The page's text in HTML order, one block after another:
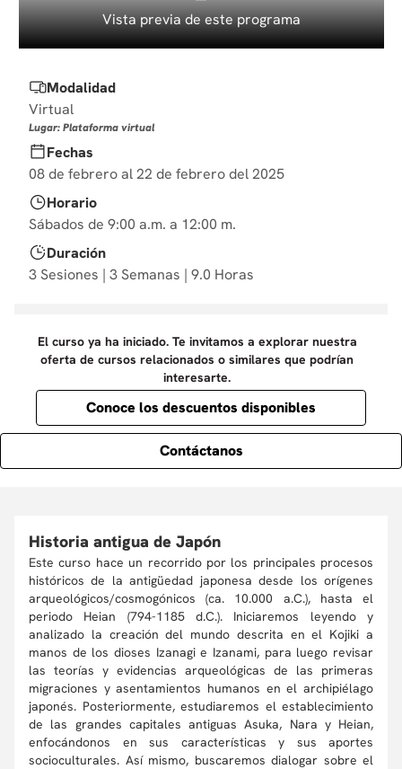
10. diseño Vista previa de este programa
Modalidad
Virtual
Lugar: Plataforma virtual
Fechas
08 de febrero al 22 de febrero del 2025
Horario
Sábados de 9:00 a.m. a 12:00 m.
Duración
3 Sesiones | 3 Semanas | 9.0 Horas
El curso ya ha iniciado. Te invitamos a explorar nuestra
oferta de cursos relacionados o similares que podrían
interesarte.
Conoce los descuentos disponibles
Contáctanos
Historia antigua de Japón
Este curso hace un recorrido por los principales procesos
históricos de la antigüedad japonesa desde los orígenes
arqueológicos/cosmogónicos (ca. 10.000 a.C.), hasta el
periodo Heian (794-1185 d.C.). Iniciaremos leyendo y
analizado la creación del mundo descrita en el Kojiki a
manos de los dioses Izanagi e Izanami, para luego revisar
las teorías y evidencias arqueológicas de las primeras
migraciones y asentamientos humanos en el archipiélago
japonés. Posteriormente, estudiaremos el establecimiento
de las grandes capitales antiguas Asuka, Nara y Heian,
enfocándonos en sus características y sus aportes
socioculturales. Así mismo, buscaremos dialogar sobre el